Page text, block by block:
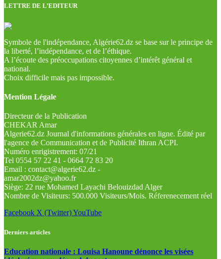
LETTRE DE L’EDITEUR
Symbole de l'indépendance, Algérie62.dz se base sur le principe de
la liberté, l’indépendance, et de l’éthique.
A l’écoute des préoccupations citoyennes d’intérêt général et
national.
Choix difficile mais pas impossible.
Mention Légale
Directeur de la Publication
CHEKAR Amar
Algerie62.dz Journal d'informations générales en ligne. Édité par
l'agence de Communication et de Publicité Ithran ACPI.
Numéro enrigistrement: 07/21
Tel 0554 57 22 41 - 0664 72 83 20
Email : contact@algerie62.dz -
amar2002dz@yahoo.fr
Siège: 22 rue Mohamed Layachi Belouizdad Alger
Nombre de Visiteurs: 500.000 Visiteurs/Mois. Réferenecement réel
Facebook X (Twitter)YouTube
Derniers articles
Education nationale : Louisa Hanoune dénonce les visées